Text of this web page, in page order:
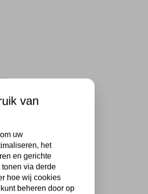
van
uw
het
en gerichte
via derde
hoe wij cookies
beheren door op